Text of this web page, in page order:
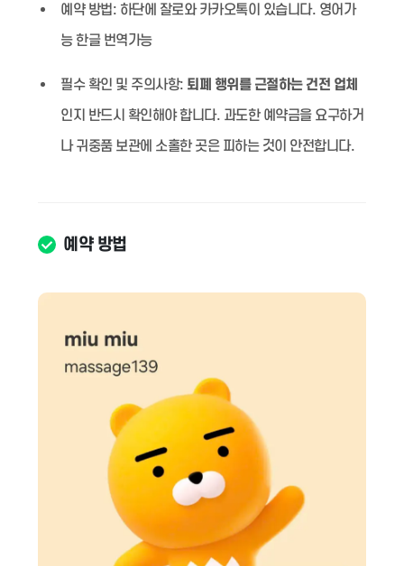
예약 방법: 하단에 잘로와 카카오톡이 있습니다. 영어가
능 한글 번역가능
필수 확인 및 주의사항: 퇴폐 행위를 근절하는 건전 업체
인지 반드시 확인해야 합니다. 과도한 예약금을 요구하거
나 귀중품 보관에 소홀한 곳은 피하는 것이 안전합니다.
예약 방법